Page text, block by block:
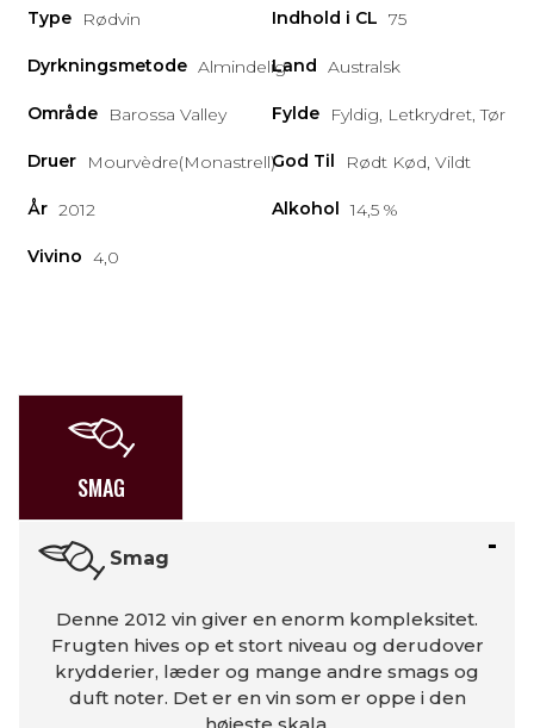
Type Rødvin Indhold i CL 75
Dyrkningsmetode AlmindeligLand Australsk
Område Barossa Valley Fylde Fyldig, Letkrydret, Tør
Druer Mourvèdre(Monastrell)God Til Rødt Kød, Vildt
År 2012 Alkohol 14,5 %
Vivino 4,0
SMAG
Smag
Denne 2012 vin giver en enorm kompleksitet.
Frugten hives op et stort niveau og derudover
krydderier, læder og mange andre smags og
duft noter. Det er en vin som er oppe i den